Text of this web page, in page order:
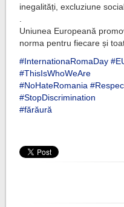
inegalități, excluziune
Uniunea Europeană
norma pentru fiecare și
#InternationaRomaDay
#ThisIsWhoWeAre
#NoHateRomania
#StopDiscrimination
#fărăură